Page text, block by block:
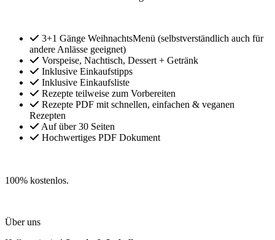
3+1 Gänge WeihnachtsMenü (selbstverständlich auch für
andere Anlässe geeignet)
Vorspeise, Nachtisch, Dessert + Getränk
Inklusive Einkaufstipps
Inklusive Einkaufsliste
Rezepte teilweise zum Vorbereiten
Rezepte PDF mit schnellen, einfachen & veganen
Rezepten
Auf über 30 Seiten
Hochwertiges PDF Dokument
100% kostenlos.
Über uns